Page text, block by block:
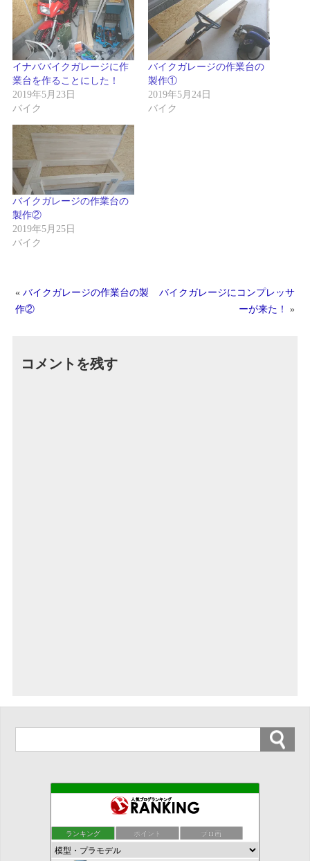
イナババイクガレージに作
業台を作ることにした！
2019年5月23日
バイク
バイクガレージの作業台の
製作①
2019年5月24日
バイク
バイクガレージの作業台の
製作②
2019年5月25日
バイク
«バイクガレージの作業台の製
作②
バイクガレージにコンプレッサ
ーが来た！
»
コメントを残す
ランキング ポイント ブロ画
駄目オヤジのNな生活
172位 SVL
173位 模型とゲームの部屋 by ととと